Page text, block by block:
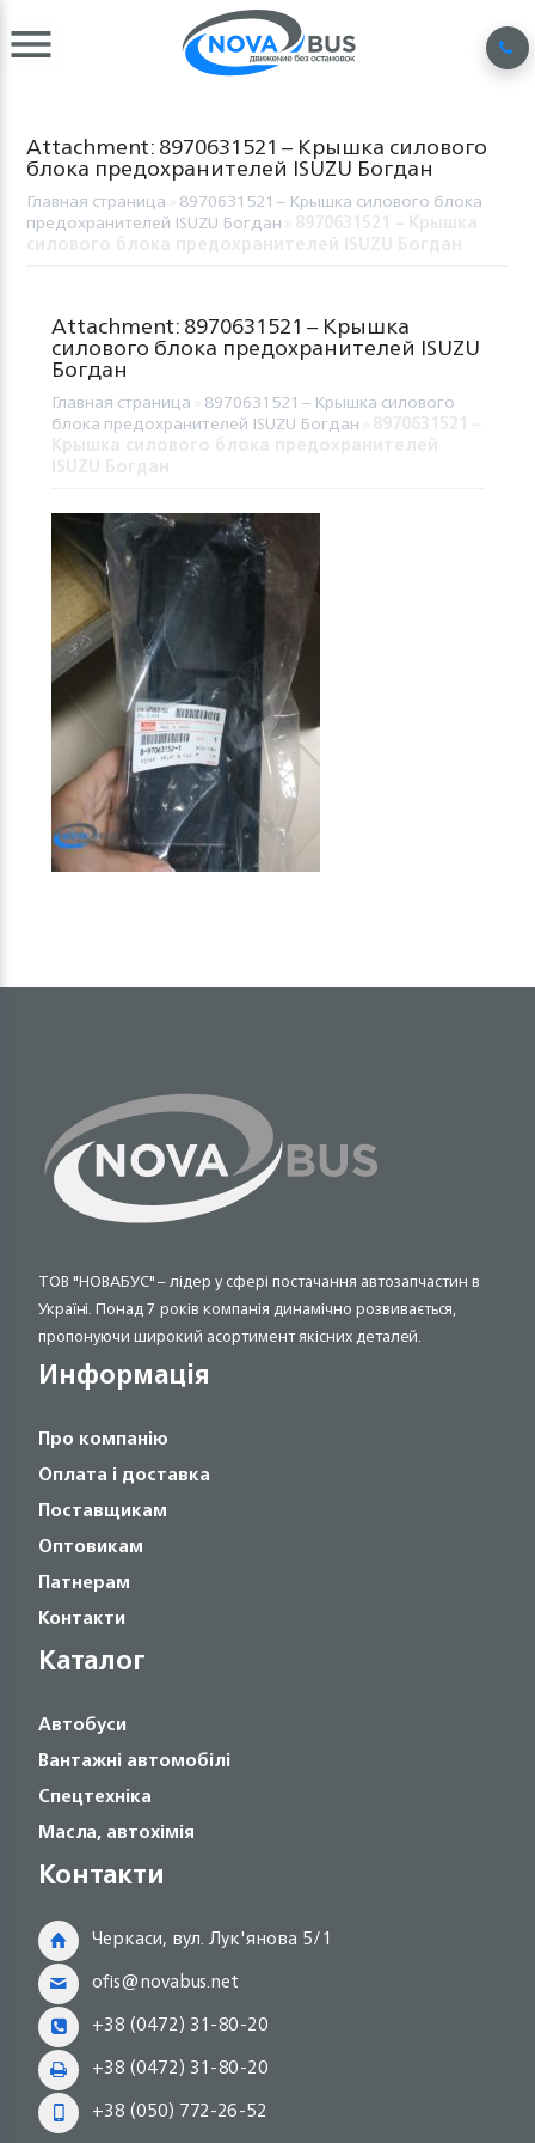
Attachment: 8970631521 – Крышка силового
блока предохранителей ISUZU Богдан
Главная страница 8970631521 – Крышка силового блока
предохранителей ISUZU Богдан
Attachment: 8970631521 – Крышка
силового блока предохранителей ISUZU
Богдан
Главная страница 8970631521 – Крышка силового
блока предохранителей ISUZU Богдан
ТОВ "НОВАБУС" – лідер у сфері постачання автозапчастин в
Україні. Понад 7 років компанія динамічно розвивається,
пропонуючи широкий асортимент якісних деталей.
Информація
Про компанію
Оплата і доставка
Поставщикам
Оптовикам
Патнерам
Контакти
Каталог
Автобуси
Вантажні автомобілі
Спецтехніка
Масла, автохімія
Контакти
Черкаси, вул. Лук'янова 5/1
ofis@novabus.net
+38 (0472) 31-80-20
+38 (0472) 31-80-20
+38 (050) 772-26-52